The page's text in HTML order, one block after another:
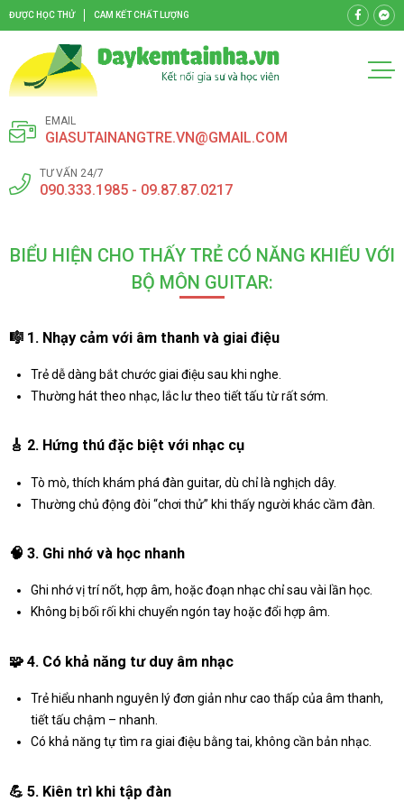
ĐƯỢC HỌC THỬ CAM KẾT CHẤT LƯỢNG
EMAIL
GIASUTAINANGTRE.VN@GMAIL.COM
TƯ VẤN 24/7
090.333.1985 - 09.87.87.0217
BIỂU HIỆN CHO THẤY TRẺ CÓ NĂNG KHIẾU VỚI
BỘ MÔN GUITAR:
🎼 1. Nhạy cảm với âm thanh và giai điệu
Trẻ dễ dàng bắt chước giai điệu sau khi nghe.
Thường hát theo nhạc, lắc lư theo tiết tấu từ rất sớm.
🎸 2. Hứng thú đặc biệt với nhạc cụ
Tò mò, thích khám phá đàn guitar, dù chỉ là nghịch dây.
Thường chủ động đòi “chơi thử” khi thấy người khác cầm đàn.
🧠 3. Ghi nhớ và học nhanh
Ghi nhớ vị trí nốt, hợp âm, hoặc đoạn nhạc chỉ sau vài lần học.
Không bị bối rối khi chuyển ngón tay hoặc đổi hợp âm.
🧩 4. Có khả năng tư duy âm nhạc
Trẻ hiểu nhanh nguyên lý đơn giản như cao thấp của âm thanh,
tiết tấu chậm – nhanh.
Có khả năng tự tìm ra giai điệu bằng tai, không cần bản nhạc.
💪 5. Kiên trì khi tập đàn